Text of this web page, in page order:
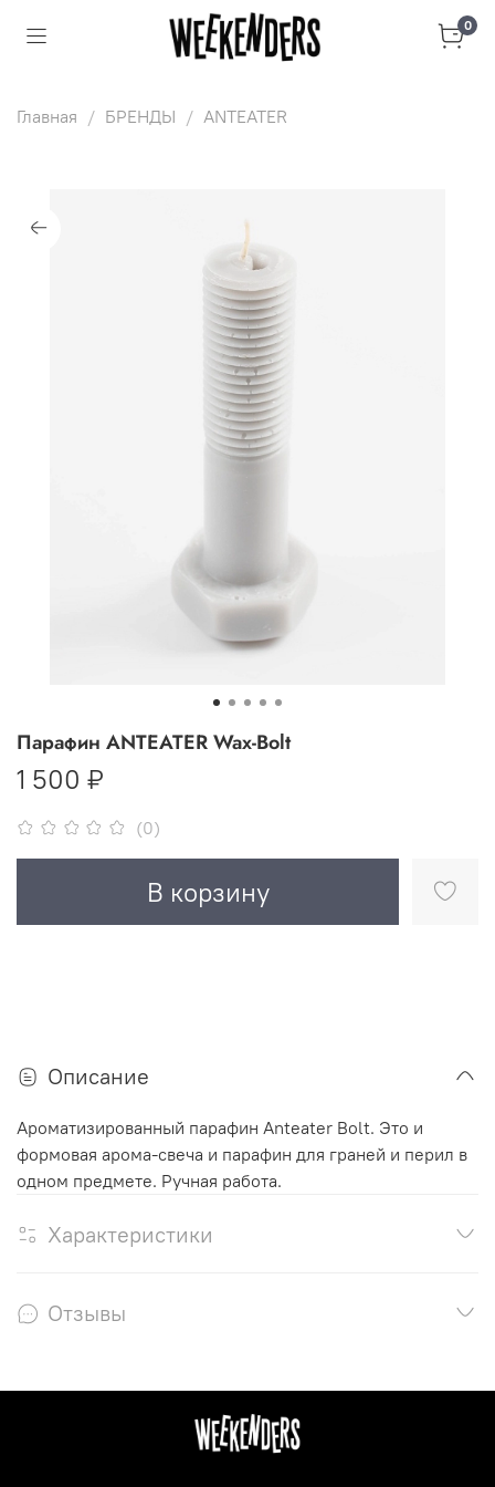
0
Главная БРЕНДЫ ANTEATER
(0)
Парафин ANTEATER Wax-Bolt
1 500 ₽
В корзину
Описание
Ароматизированный парафин Anteater Bolt. Это и
формовая арома-свеча и парафин для граней и перил в
одном предмете. Ручная работа.
Характеристики
Отзывы